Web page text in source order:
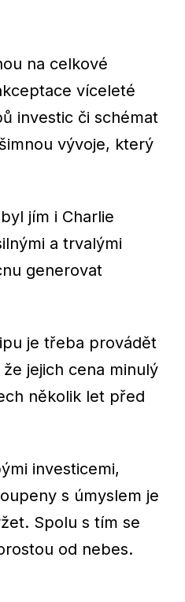
na celkové
víceleté
investic či schémat
vývoje, který
jím i Charlie
a trvalými
generovat
je třeba provádět
jejich cena minulý
několik let před
investicemi,
s úmyslem je
Spolu s tím se
od nebes.